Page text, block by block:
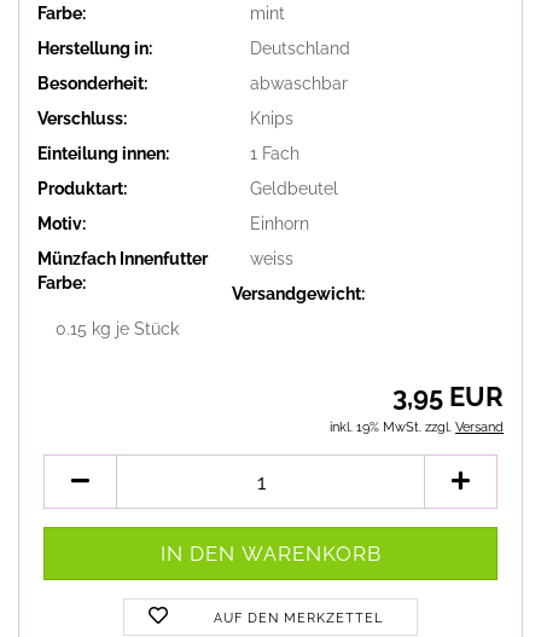
Farbe:
mint
Herstellung in:
Deutschland
Besonderheit:
abwaschbar
Verschluss:
Knips
Einteilung innen:
1 Fach
Produktart:
Geldbeutel
Motiv:
Einhorn
Münzfach Innenfutter
Farbe:
weiss
Versandgewicht:
0.15 kg je Stück
3,95 EUR
inkl. 19% MwSt. zzgl. Versand
AUF DEN MERKZETTEL